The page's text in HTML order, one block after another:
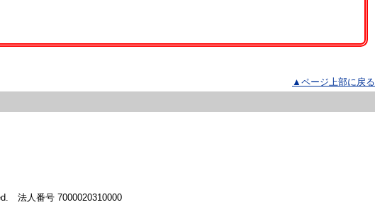
▲ページ上部に戻る
法人番号 7000020310000